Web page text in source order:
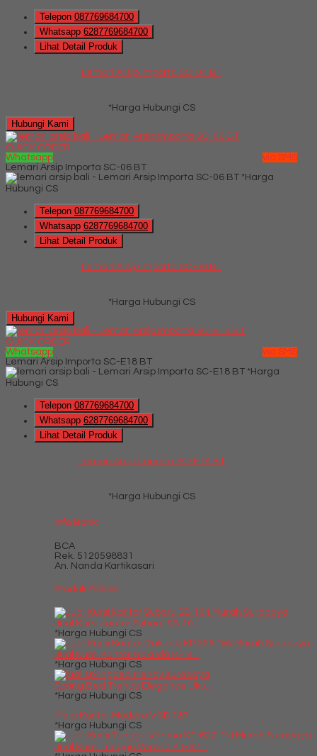
Telepon 087769684700
Whatsapp 6287769684700
Lihat Detail Produk
Lemari Arsip Importa SC-04 BT
*Harga Hubungi CS
Hubungi Kami
QUICK ORDER
Whatsapp
via SMS
Lemari Arsip Importa SC-06 BT
*Harga
Hubungi CS
Telepon 087769684700
Whatsapp 6287769684700
Lihat Detail Produk
Lemari Arsip Importa SC-06 BT
*Harga Hubungi CS
Hubungi Kami
QUICK ORDER
Whatsapp
via SMS
Lemari Arsip Importa SC-E18 BT
*Harga
Hubungi CS
Telepon 087769684700
Whatsapp 6287769684700
Lihat Detail Produk
Lemari Arsip Importa SC-E18 BT
*Harga Hubungi CS
Info Bank
BCA
Rek. 5120598831
An. Nanda Kartikasari
Produk Pilihan
Jual Kursi kantor Subaru SB 10....
*Harga Hubungi CS
Jual Kursi Kantor Rakuda KP 3....
*Harga Hubungi CS
Spring Bed Trendy Elegance Uku....
*Harga Hubungi CS
Meja Kantor Modera VOD 187
*Harga Hubungi CS
Jual Kursi Tunggu Verona KT-62....